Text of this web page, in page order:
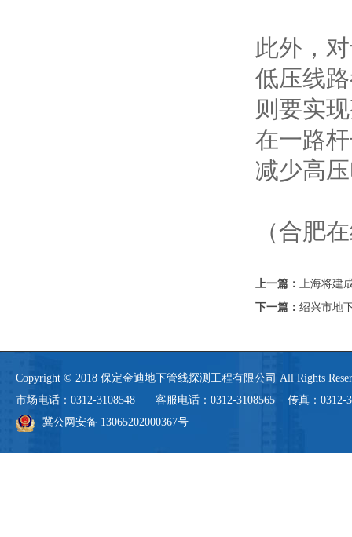
此外，
低压线
则要实
在一路
减少高
（合肥
上一篇： 上海将建
下一篇： 绍兴市地
Copyright © 2018 保定金迪地下管线探测工程有限公司 All Rights
市场电话：0312-3108548 客服电话：0312-3108565 传真：
冀公网安备 13065202000367号